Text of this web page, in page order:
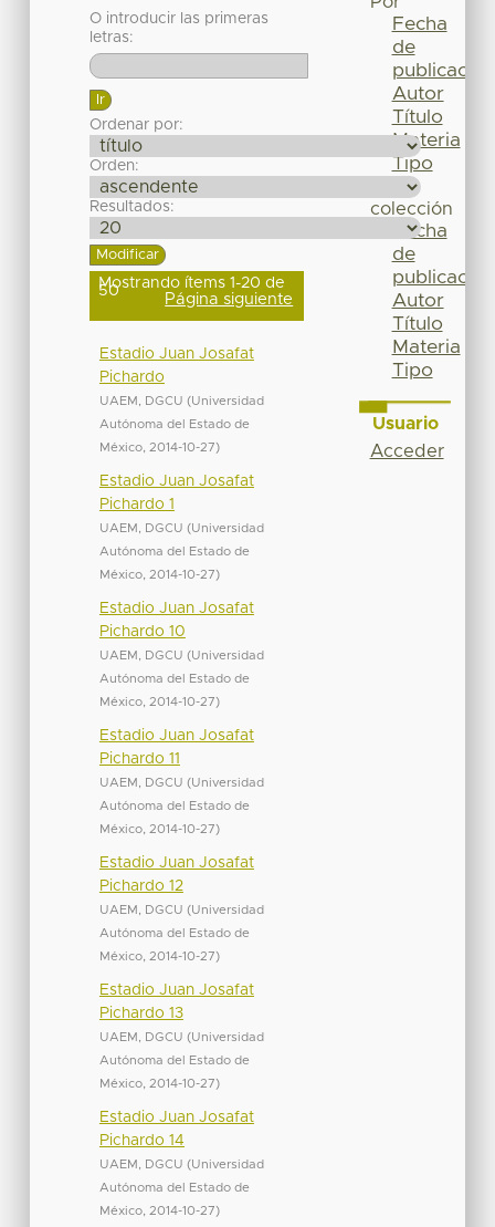
O introducir las primeras
letras:
Ordenar por:
Orden:
Resultados:
Mostrando ítems 1-20 de
50 Página siguiente
Estadio Juan Josafat
Pichardo
UAEM, DGCU (Universidad
Autónoma del Estado de
México, 2014-10-27)
Estadio Juan Josafat
Pichardo 1
UAEM, DGCU (Universidad
Autónoma del Estado de
México, 2014-10-27)
Estadio Juan Josafat
Pichardo 10
UAEM, DGCU (Universidad
Autónoma del Estado de
México, 2014-10-27)
Estadio Juan Josafat
Pichardo 11
UAEM, DGCU (Universidad
Autónoma del Estado de
México, 2014-10-27)
Estadio Juan Josafat
Pichardo 12
UAEM, DGCU (Universidad
Autónoma del Estado de
México, 2014-10-27)
Estadio Juan Josafat
Pichardo 13
UAEM, DGCU (Universidad
Autónoma del Estado de
México, 2014-10-27)
Estadio Juan Josafat
Pichardo 14
UAEM, DGCU (Universidad
Autónoma del Estado de
México, 2014-10-27)
Fecha
de
publicación
Autor
Título
Materia
Tipo
colección
Fecha
de
publicación
Autor
Título
Materia
Tipo
Usuario
Acceder